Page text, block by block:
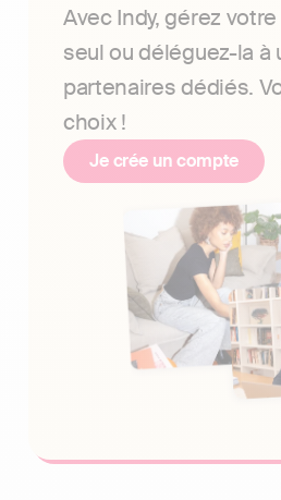
Avec Indy, gérez
seul ou déléguez-la à
partenaires dédiés.
choix !
Je crée un compte